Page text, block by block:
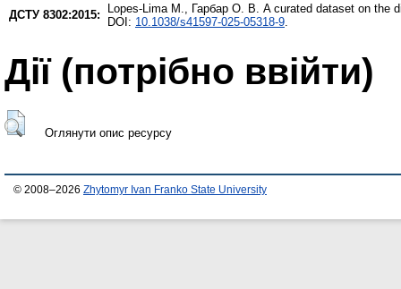
ДСТУ 8302:2015:
Lopes-Lima M., Гарбар О. В. A curated dataset on the
DOI: 10.1038/s41597-025-05318-9.
Дії ​​(потрібно ввійти)
Оглянути опис ресурсу
© 2008–2026 Zhytomyr Ivan Franko State University